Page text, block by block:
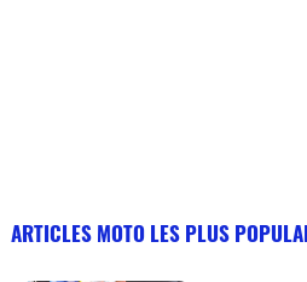
ARTICLES MOTO LES PLUS